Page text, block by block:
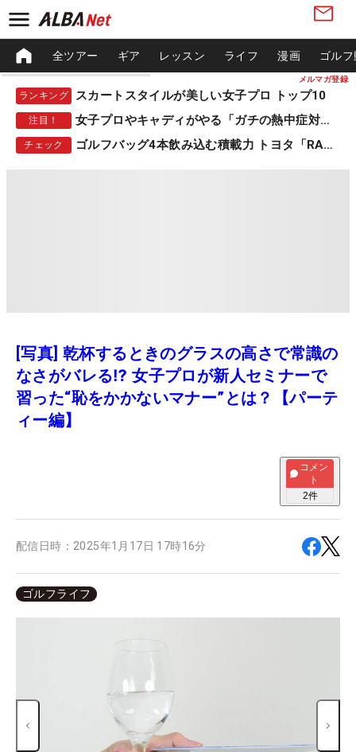
メルマガ登録
全ツアー ギア レッスン ライフ 漫画 ゴル
ランキング スカートスタイルが美しい女子プロ トップ10
注目！ 女子プロやキャディがやる「ガチの熱中症対策」
チェック ゴルフバッグ4本飲み込む積載力 トヨタ「RAV4」
[写真] 乾杯するときのグラスの高さで常識の
なさがバレる⁉ 女子プロが新人セミナーで
習った“恥をかかないマナー”とは？【パーテ
ィー編】
コメン
ト
2件
配信日時： 2025年1月17日 17時16分
ゴルフライフ